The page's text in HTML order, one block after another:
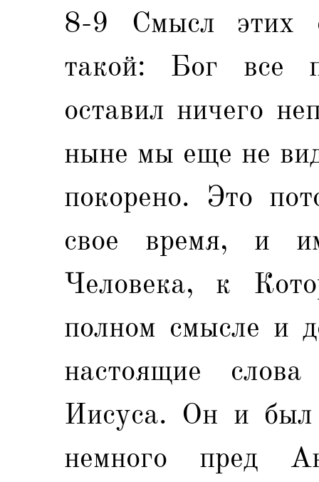
8-9 Смысл этих
такой: Бог все
оставил ничего
ныне мы еще не
покорено. Это
свое время, и
Человека, к
полном смысле и
настоящие
Иисуса. Он и
немного пред